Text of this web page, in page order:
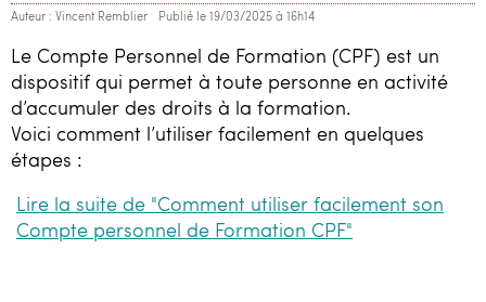
Auteur : Vincent Remblier Publié le 19/03/2025 à 16h14
Le Compte Personnel de Formation (CPF) est un
dispositif qui permet à toute personne en activité
d’accumuler des droits à la formation.
Voici comment l’utiliser facilement en quelques
étapes :
Lire la suite de "Comment utiliser facilement son
Compte personnel de Formation CPF"